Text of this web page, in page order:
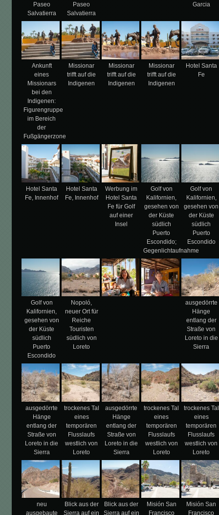
Paseo
Salvatierra
Paseo
Salvatierra
Garcia
Ankunft
eines
Missionars
bei den
Indigenen:
Figurengruppe
im Bereich
der
Fußgängerzone
Missionar
trifft auf die
Indigenen
Missionar
trifft auf die
Indigenen
Missionar
trifft auf die
Indigenen
Hotel Santa
Fe
Hotel Santa
Fe, Innenhof
Hotel Santa
Fe, Innenhof
Werbung im
Hotel Santa
Fe für Golf
auf einer
Insel
Golf von
Kalifornien,
gesehen von
der Küste
südlich
Puerto
Escondido;
Gegenlichtaufnahme
Golf von
Kalifornien,
gesehen von
der Küste
südlich
Puerto
Escondido
Golf von
Kalifornien,
gesehen von
der Küste
südlich
Puerto
Escondido
Nopoló,
neuer Ort für
Reiche
Touristen
südlich von
Loreto
ausgedörrte
Hänge
entlang der
Straße von
Loreto in die
Sierra
ausgedörrte
Hänge
entlang der
Straße von
Loreto in die
Sierra
trockenes Tal
eines
temporären
Flusslaufs
westlich von
Loreto
ausgedörrte
Hänge
entlang der
Straße von
Loreto in die
Sierra
trockenes Tal
eines
temporären
Flusslaufs
westlich von
Loreto
trockenes Tal
eines
temporären
Flusslaufs
westlich von
Loreto
neu
ausgebaute
Blick aus der
Sierra auf ein
Blick aus der
Sierra auf ein
Misión San
Francisco
Misión San
Francisco